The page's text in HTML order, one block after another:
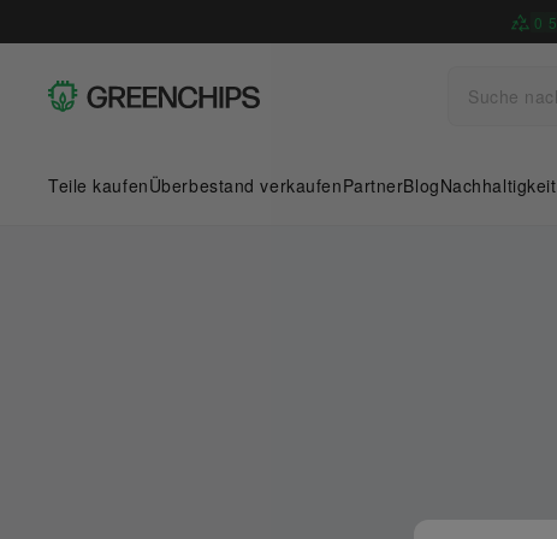
0 5
Teile kaufenÜberbestand verkaufenPartnerBlogNachhaltigkeit